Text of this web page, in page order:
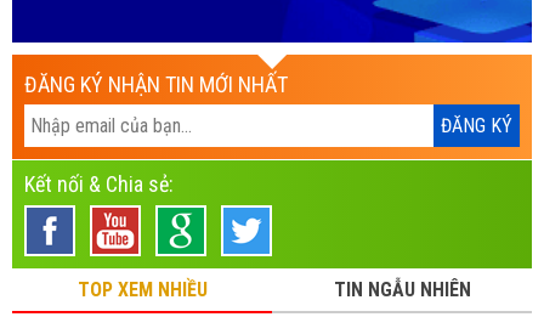
ĐĂNG KÝ NHẬN TIN MỚI NHẤT
Kết nối & Chia sẻ:
TOP XEM NHIỀU
TIN NGẪU NHIÊN